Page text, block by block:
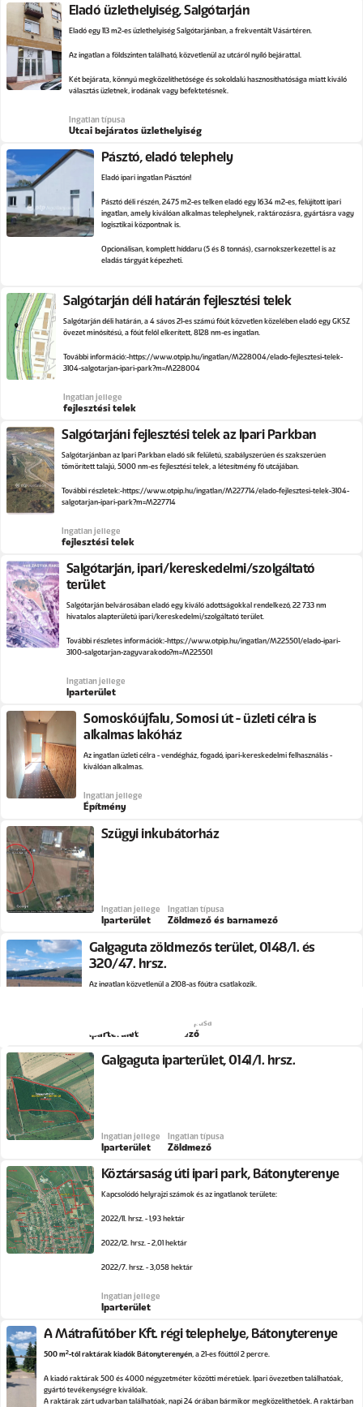
Eladó üzlethelyiség, Salgótarján
Eladó egy 113 m2-es üzlethelyiség Salgótarjánban, a frekventált Vásártéren.
Az ingatlan a földszinten található, közvetlenül az utcáról nyíló bejárattal.
Két bejárata, könnyű megközelíthetősége és sokoldalú hasznosíthatósága miatt kiváló
választás üzletnek, irodának vagy befektetésnek.
Ingatlan típusa
Utcai bejáratos üzlethelyiség
Pásztó, eladó telephely
Eladó ipari ingatlan Pásztón!
Pásztó déli részén, 2475 m2-es telken eladó egy 1634 m2-es, felújított ipari
ingatlan, amely kiválóan alkalmas telephelynek, raktározásra, gyártásra vagy
logisztikai központnak is.
Opcionálisan, komplett híddaru (5 és 8 tonnás), csarnokszerkezettel is az
eladás tárgyát képezheti.
Salgótarján déli határán fejlesztési telek
Salgótarján déli határán, a 4 sávos 21-es számú főút közvetlen közelében eladó egy GKSZ
övezet minősítésű, a főút felől elkerített, 8128 nm-es ingatlan.
További információ:https://www.otpip.hu/ingatlan/M228004/elado-fejlesztesi-telek-
3104-salgotarjan-ipari-park?m=M228004
Ingatlan jellege
fejlesztési telek
Salgótarjáni fejlesztési telek az Ipari Parkban
Salgótarjánban az Ipari Parkban eladó sík felületű, szabályszerűen és szakszerűen
tömörített talajú, 5000 nm-es fejlesztési telek, a létesítmény fő utcájában.
További részletek:https://www.otpip.hu/ingatlan/M227714/elado-fejlesztesi-telek-3104-
salgotarjan-ipari-park?m=M227714
Ingatlan jellege
fejlesztési telek
Salgótarján, ipari/kereskedelmi/szolgáltató
terület
Salgótarján belvárosában eladó egy kiváló adottságokkal rendelkező, 22 733 nm
hivatalos alapterületű ipari/kereskedelmi/szolgáltató terület.
További részletes információk:https://www.otpip.hu/ingatlan/M225501/elado-ipari-
3100-salgotarjan-zagyvarakodo?m=M225501
Ingatlan jellege
Iparterület
Somoskőújfalu, Somosi út - üzleti célra is
alkalmas lakóház
Az ingatlan üzleti célra - vendégház, fogadó, ipari-kereskedelmi felhasználás -
kiválóan alkalmas.
Ingatlan jellege
Építmény
Szügyi inkubátorház
Ingatlan jellege
Iparterület
Ingatlan típusa
Zöldmező és barnamező
Galgaguta zöldmezős terület, 0148/1. és
320/47. hrsz.
Az ingatlan közvetlenül a 2108-as főútra csatlakozik.
Iparterület
Ingatlan típusa
Zöldmező
Galgaguta iparterület, 0141/1. hrsz.
Ingatlan jellege
Iparterület
Ingatlan típusa
Zöldmező
Köztársaság úti ipari park, Bátonyterenye
Kapcsolódó helyrajzi számok és az ingatlanok területe:
2022/11. hrsz. - 1,93 hektár
2022/12. hrsz. - 2,01 hektár
2022/7. hrsz. - 3,058 hektár
Ingatlan jellege
Iparterület
A Mátrafűtőber Kft. régi telephelye, Bátonyterenye
500 m2-től raktárak kiadók Bátonyterenyén, a 21-es főúttól 2 percre.
A kiadó raktárak 500 és 4000 négyzetméter közötti méretűek. Ipari övezetben találhatóak,
gyártó tevékenységre kiválóak.
A raktárak zárt udvarban találhatóak, napi 24 órában bármikor megközelíthetőek. A raktárban